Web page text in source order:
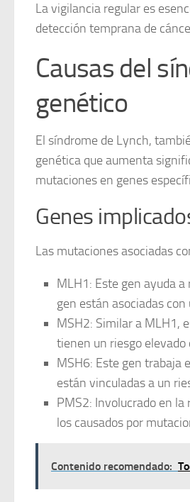
La vigilancia regular es
detección temprana de
Causas del
genético
El síndrome de Lynch,
genética que aumenta
mutaciones en genes
Genes
Las mutaciones asociadas
MLH1: Este gen ayuda
gen están asociadas
MSH2: Similar a MLH1,
tienen un riesgo
MSH6: Este gen trabaja
están vinculadas a un
PMS2: Involucrado en
los causados por
Contenido recomendado: